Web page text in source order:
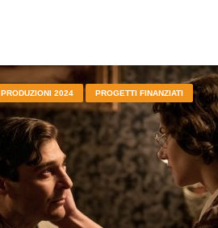
PRODUZIONI 2024 PROGETTI FINANZIATI